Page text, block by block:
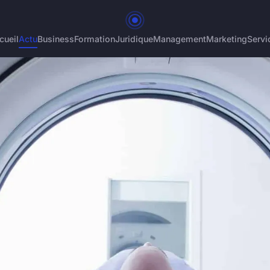
ActuBusinessFormationJuridiqueManagementMarketing